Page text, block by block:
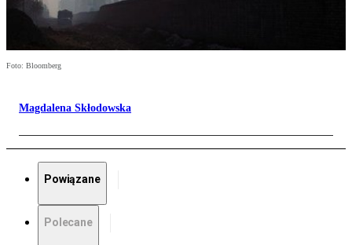
Foto: Bloomberg
Magdalena Skłodowska
Powiązane
Polecane